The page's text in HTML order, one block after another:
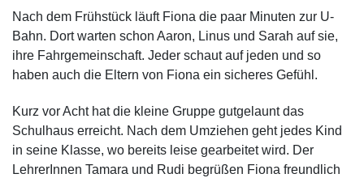
Nach dem Frühstück läuft Fiona die paar Minuten zur U-
Bahn. Dort warten schon Aaron, Linus und Sarah auf sie,
ihre Fahrgemeinschaft. Jeder schaut auf jeden und so
haben auch die Eltern von Fiona ein sicheres Gefühl.
Kurz vor Acht hat die kleine Gruppe gutgelaunt das
Schulhaus erreicht. Nach dem Umziehen geht jedes Kind
in seine Klasse, wo bereits leise gearbeitet wird. Der
LehrerInnen Tamara und Rudi begrüßen Fiona freundlich